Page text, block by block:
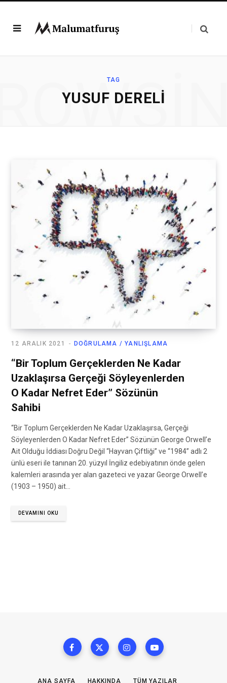
TAG
YUSUF DERELI
DOĞRULAMA / YANLIŞLAMA
12 ARALIK 2021
“Bir Toplum Gerçeklerden Ne Kadar
Uzaklaşırsa Gerçeği Söyleyenlerden
O Kadar Nefret Eder” Sözünün
Sahibi
“Bir Toplum Gerçeklerden Ne Kadar Uzaklaşırsa, Gerçeği
Söyleyenlerden O Kadar Nefret Eder” Sözünün George Orwell’e
Ait Olduğu İddiası Doğru Değil “Hayvan Çiftliği” ve “1984” adlı 2
ünlü eseri ile tanınan 20. yüzyıl İngiliz edebiyatının önde gelen
kalemleri arasında yer alan gazeteci ve yazar George Orwell’e
(1903 – 1950) ait…
DEVAMINI OKU
ANA SAYFA HAKKINDA TÜM YAZILAR